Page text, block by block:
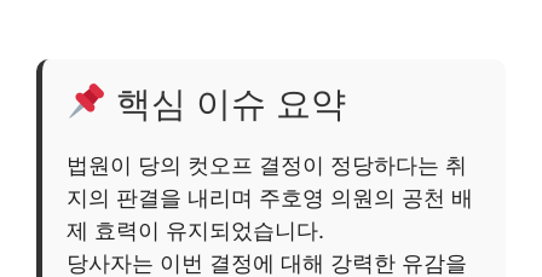
핵심 이슈 요약
법원이 당의 컷오프 결정이 정당하다는 취
지의 판결을 내리며 주호영 의원의 공천 배
제 효력이 유지되었습니다.
당사자는 이번 결정에 대해 강력한 유감을